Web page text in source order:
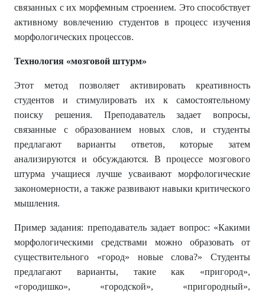
связанных с их морфемным строением. Это способствует
активному вовлечению студентов в процесс изучения
морфологических процессов.
Технология «мозговой штурм»
Этот метод позволяет активировать креативность
студентов и стимулировать их к самостоятельному
поиску решения. Преподаватель задает вопросы,
связанные с образованием новых слов, и студенты
предлагают варианты ответов, которые затем
анализируются и обсуждаются. В процессе мозгового
штурма учащиеся лучше усваивают морфологические
закономерности, а также развивают навыки критического
мышления.
Пример задания: преподаватель задает вопрос: «Какими
морфологическими средствами можно образовать от
существительного «город» новые слова?» Студенты
предлагают варианты, такие как «пригород»,
«городишко», «городской», «пригородный»,